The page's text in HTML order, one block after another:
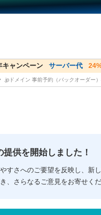
ドメイン検索
人気ドメインの種類
コアサーバー
Value Domain ネットde診断
お得意様割引
リュードメインをご利用希望の方
リュードメインをご利用希望の方
ャンペーン サーバー代
ドメイン✕コアサーバーV2ビ
.jpドメイン 事前予約（バックオーダー
供を開始しました！
すさへのご要望を反映し、新
、さらなるご意見をお寄せくだ